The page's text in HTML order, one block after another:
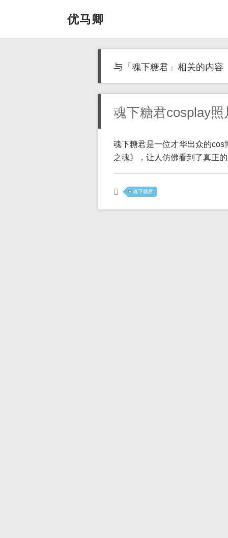
优马卿
与「魂下糖君」相关的内容
魂下糖君cosplay
魂下糖君是一位才华出众的
之魂》，让人仿佛看到了真正
魂下糖君